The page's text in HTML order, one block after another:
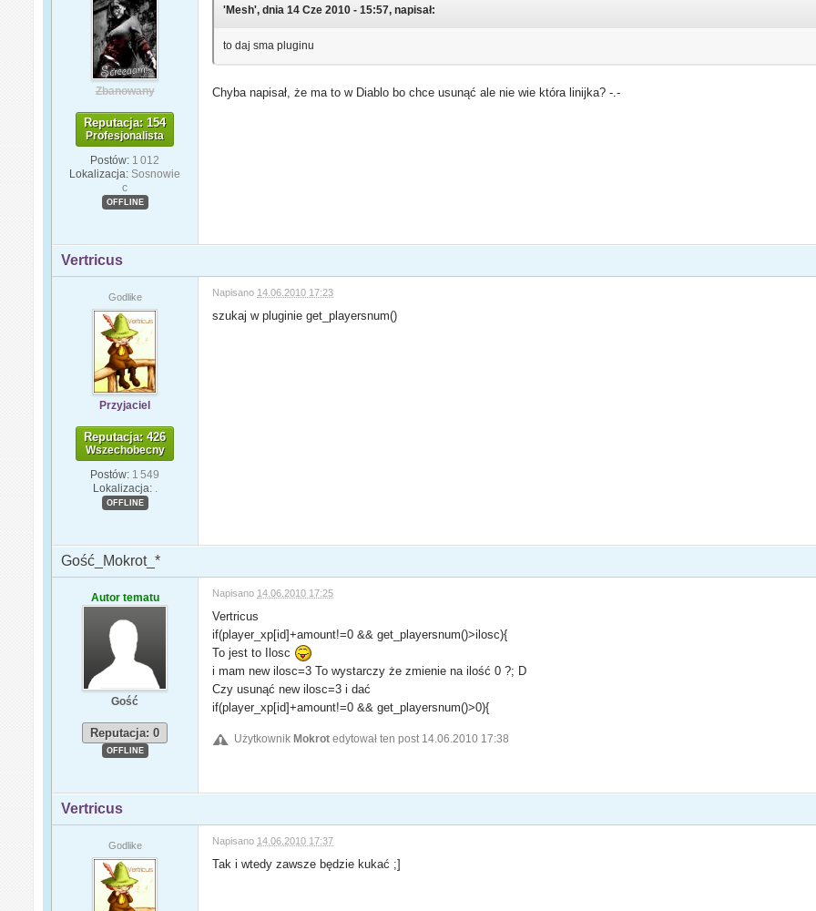
Zbanowany
Reputacja: 154
Profesjonalista
Postów: 1 012
Lokalizacja: Sosnowie
c
OFFLINE
'Mesh', dnia 14 Cze 2010 - 15:57, napisał:
to daj sma pluginu
Chyba napisał, że ma to w Diablo bo chce usunąć ale nie wie która linijka? -.-
Vertricus
Godlike
Przyjaciel
Reputacja: 426
Wszechobecny
Postów: 1 549
Lokalizacja:
OFFLINE
Napisano 14.06.2010 17:23
szukaj w pluginie get_playersnum()
Gość_Mokrot_*
Autor tematu
Gość
Reputacja: 0
OFFLINE
Napisano 14.06.2010 17:25
Vertricus
if(player_xp[id]+amount!=0 && get_playersnum()>ilosc){
To jest to Ilosc
i mam new ilosc=3 To wystarczy że zmienie na ilość 0 ?; D
Czy usunąć new ilosc=3 i dać
if(player_xp[id]+amount!=0 && get_playersnum()>0){
Użytkownik Mokrot edytował ten post 14.06.2010 17:38
Vertricus
Godlike Napisano 14.06.2010 17:37
Tak i wtedy zawsze będzie kukać ;]